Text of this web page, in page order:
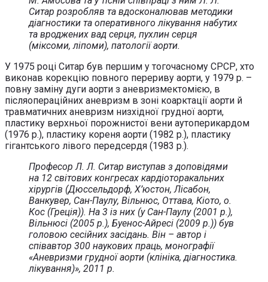
Ситар розробляв та вдосконалював методики
діагностики та оперативного лікування набутих
та вроджених вад серця, пухлин серця
(міксоми, ліпоми), патології аорти.
У 1975 році Ситар був першим у тогочасному СРСР, хто
виконав корекцію повного перериву аорти, у 1979 р. –
повну заміну дуги аорти з аневризмектомією, в
післяопераційних аневризм в зоні коарктації аорти й
травматичних аневризм низхідної грудної аорти,
пластику верхньої порожнистої вени аутоперикардом
(1976 р.), пластику кореня аорти (1982 р.), пластику
гігантського лівого передсердя (1983 р.).
Професор Л. Л. Ситар виступав з доповідями
на 12 світових конгресах кардіоторакальних
хірургів (Дюссельдорф, Х’юстон, Лісабон,
Ванкувер, Сан-Паулу, Вільнюс, Оттава, Кіото, о.
Кос (Греція)). На 3 із них (у Сан-Паулу (2001 р.),
Вільнюсі (2005 р.), Буенос-Айресі (2009 р.)) був
головою сесійних засідань. Він – автор і
співавтор 300 наукових праць, монографії
«Аневризми грудної аорти (клініка, діагностика.
лікування)», 2011 р.